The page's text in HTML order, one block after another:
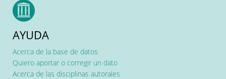
AYUDA
Acerca de la base de datos
Quiero aportar o corregir un dato
Acerca de las disciplinas autorales